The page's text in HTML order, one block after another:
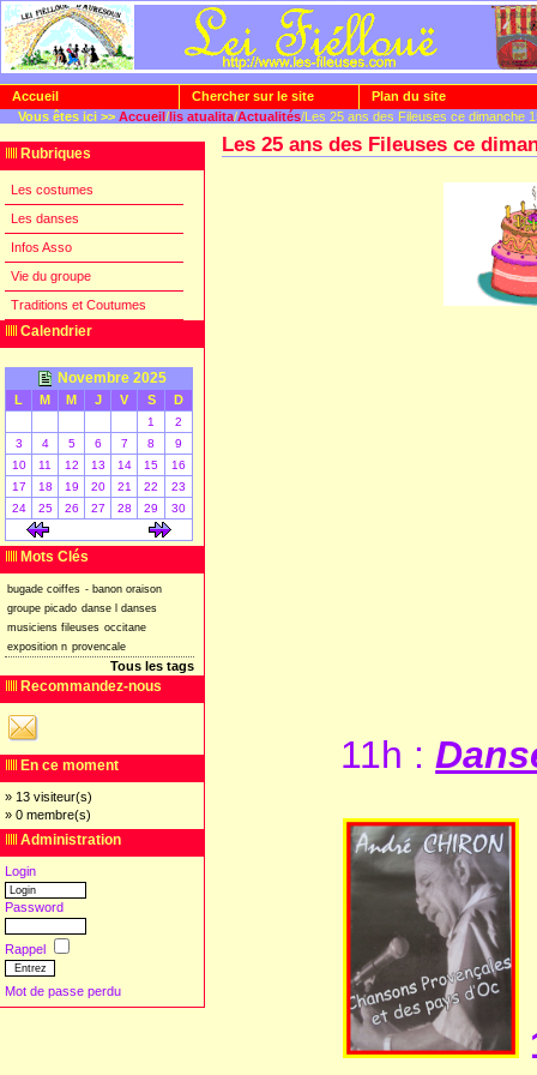
Accueil Chercher sur le site
Plan du site
Vous êtes ici >> Accueil/lis atualita/Actualités/Les 25 ans des Fileuses ce dimanche
Rubriques
Les costumes
Les danses
Infos Asso
Vie du groupe
Traditions et Coutumes
Calendrier
Novembre 2025
L M M J V S D
1
2
3
4 5 6 7 8
9
10
11 12 13 14 15
16
17
18 19 20 21 22
23
24
25 26 27 28 29 30
Mots Clés
bugade coiffes - banon oraison
groupe picado danse
danses
musiciens fileuses occitane
exposition n provencale
Tous les tags
Recommandez-nous
En ce moment
» 13 visiteur(s)
» 0 membre(s)
Administration
Login
Password
Rappel
Mot de passe perdu
Les 25 ans des Fileuses ce
11h :